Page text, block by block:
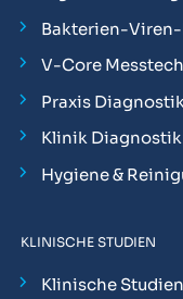
Bakterien-
V-Core
Praxis
Klinik Diagnostik
Hygiene &
KLINISCHE STUDIEN
Klinische Studien